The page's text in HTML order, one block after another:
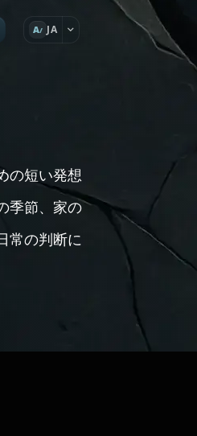
A JA
の短い発想
季節、家の
常の判断に